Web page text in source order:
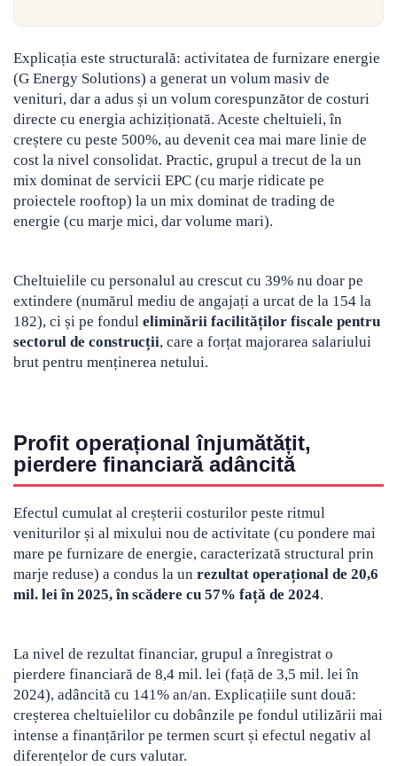
Explicația este structurală: activitatea de furnizare energie
(G Energy Solutions) a generat un volum masiv de
venituri, dar a adus și un volum corespunzător de costuri
directe cu energia achiziționată. Aceste cheltuieli, în
creștere cu peste 500%, au devenit cea mai mare linie de
cost la nivel consolidat. Practic, grupul a trecut de la un
mix dominat de servicii EPC (cu marje ridicate pe
proiectele rooftop) la un mix dominat de trading de
energie (cu marje mici, dar volume mari).
Cheltuielile cu personalul au crescut cu 39% nu doar pe
extindere (numărul mediu de angajați a urcat de la 154 la
182), ci și pe fondul eliminării facilităților fiscale pentru
sectorul de construcții, care a forțat majorarea salariului
brut pentru menținerea netului.
Profit operațional înjumătățit,
pierdere financiară adâncită
Efectul cumulat al creșterii costurilor peste ritmul
veniturilor și al mixului nou de activitate (cu pondere mai
mare pe furnizare de energie, caracterizată structural prin
marje reduse) a condus la un rezultat operațional de 20,6
mil. lei în 2025, în scădere cu 57% față de 2024.
La nivel de rezultat financiar, grupul a înregistrat o
pierdere financiară de 8,4 mil. lei (față de 3,5 mil. lei în
2024), adâncită cu 141% an/an. Explicațiile sunt două:
creșterea cheltuielilor cu dobânzile pe fondul utilizării mai
intense a finanțărilor pe termen scurt și efectul negativ al
diferențelor de curs valutar.